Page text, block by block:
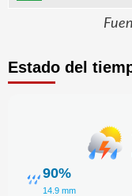
Estado del
90%
14.9 mm